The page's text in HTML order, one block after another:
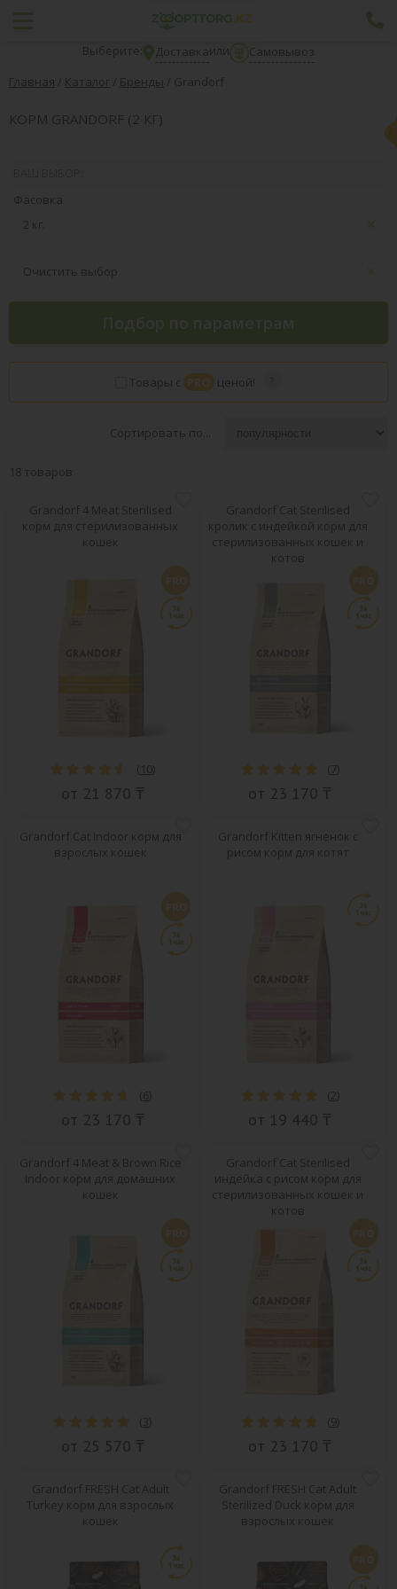
Выберите: Доставкаили
Самовывоз
Главная / Каталог / Бренды / Grandorf
КОРМ GRANDORF (2 КГ)
Фасовка
2 кг.
Очистить выбор
Подбор по параметрам
Товары с PRO ценой!
Сортировать по...
18 товаров
Grandorf 4 Meat Sterilised
корм для стерилизованных
кошек
( 10)
от 21 870 ₸
Grandorf Cat Sterilised
кролик с индейкой корм для
стерилизованных кошек и
котов
( 7)
от 23 170 ₸
Grandorf Cat Indoor корм для
взрослых кошек
(6)
от 23 170 ₸
Grandorf Kitten ягненок с
рисом корм для котят
( 2)
от 19 440 ₸
Grandorf 4 Meat & Brown Rice
Indoor корм для домашних
кошек
( 3)
от 25 570 ₸
Grandorf Cat Sterilised
индейка с рисом корм для
стерилизованных кошек и
котов
(9)
от 23 170 ₸
Grandorf FRESH Cat Adult
Turkey корм для взрослых
кошек
Grandorf FRESH Cat Adult
Sterilized Duck корм для
взрослых кошек